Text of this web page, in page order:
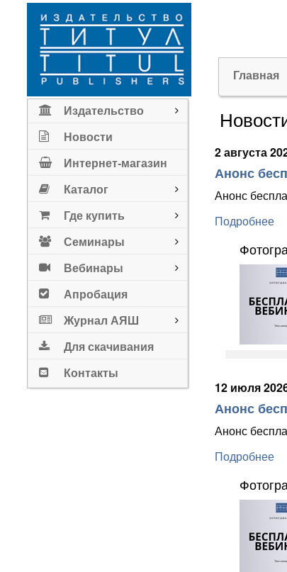
Издательство
Новости
Интернет-магазин
Каталог
Где купить
Семинары
Вебинары
Апробация
Журнал АЯШ
Для скачивания
Контакты
Главная
2 августа
Анонс
Анонс
Подробнее
12 июля
Анонс
Анонс
Подробнее